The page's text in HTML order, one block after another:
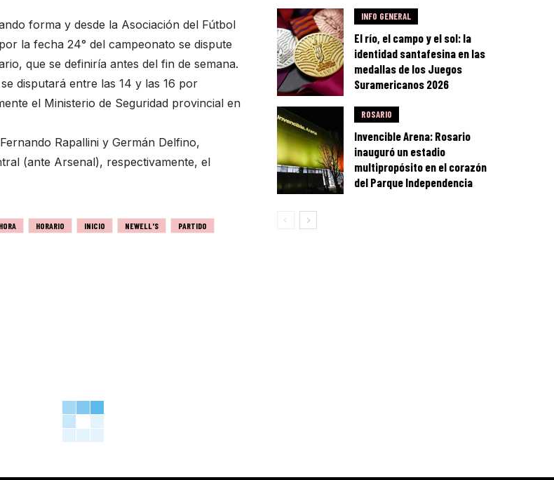
forma y desde la Asociación del Fútbol
la fecha 24° del campeonato se dispute
que se definiría antes del fin de semana.
disputará entre las 14 y las 16 por
el Ministerio de Seguridad provincial en
Rapallini y Germán Delfino,
(ante Arsenal), respectivamente, el
HORA HORARIO INICIO NEWELL'S
PARTIDO
INFO GENERAL
El río, el campo y el sol: la
identidad santafesina en las
medallas de los Juegos
Suramericanos 2026
ROSARIO
Invencible Arena: Rosario
inauguró un estadio
multipropósito en el corazón
del Parque Independencia